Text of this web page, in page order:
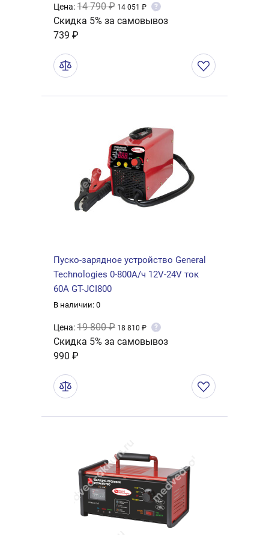
Цена:14 790 ₽ 14 051 ₽ ?
Скидка 5% за самовывоз
739 ₽
Пуско-зарядное устройство General
Technologies 0-800А/ч 12V-24V ток
60А GT-JCI800
В наличии: 0
Цена:19 800 ₽ 18 810 ₽ ?
Скидка 5% за самовывоз
990 ₽